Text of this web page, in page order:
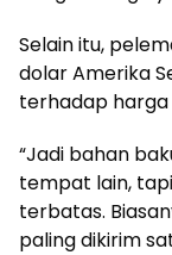
Selain itu,
dolar Amerika
terhadap harga
“Jadi bahan
tempat lain,
terbatas.
paling dikirim